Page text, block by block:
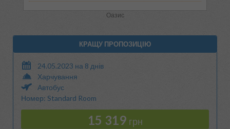
Оазис
КРАЩУ ПРОПОЗИЦІЮ
24.05.2023 на 8 днів
Харчування
Автобус
Номер: Standard Room
15 319 грн